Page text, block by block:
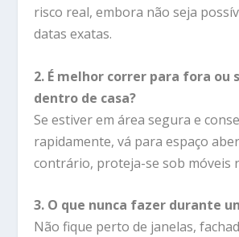
risco real, embora não seja
datas exatas.
2. É melhor correr para fora ou
dentro de casa?
Se estiver em área segura e
rapidamente, vá para espaço
contrário, proteja-se sob móveis
3. O que nunca fazer durante
Não fique perto de janelas,